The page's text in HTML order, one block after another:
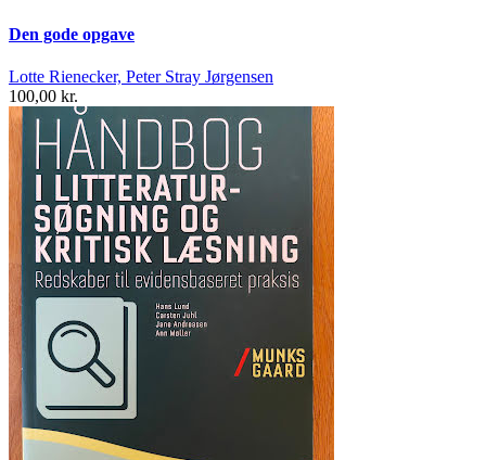
Den gode opgave
Lotte Rienecker, Peter Stray Jørgensen
100,00 kr.